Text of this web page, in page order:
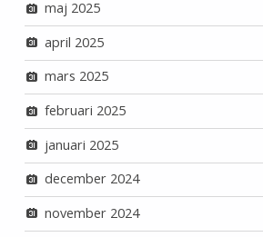
maj 2025
april 2025
mars 2025
februari 2025
januari 2025
december 2024
november 2024